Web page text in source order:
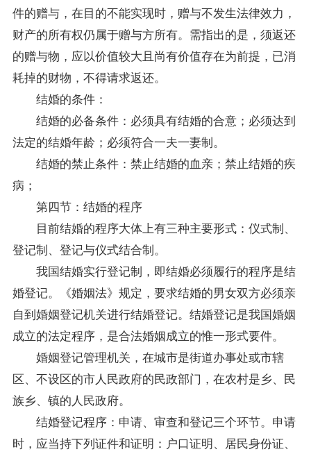
件的赠与，在目的不能实现时，赠与不发生法律效力，
财产的所有权仍属于赠与方所有。需指出的是，须返还
的赠与物，应以价值较大且尚有价值存在为前提，已消
耗掉的财物，不得请求返还。
结婚的条件：
结婚的必备条件：必须具有结婚的合意；必须达到
法定的结婚年龄；必须符合一夫一妻制。
结婚的禁止条件：禁止结婚的血亲；禁止结婚的疾
病；
第四节：结婚的程序
目前结婚的程序大体上有三种主要形式：仪式制、
登记制、登记与仪式结合制。
我国结婚实行登记制，即结婚必须履行的程序是结
婚登记。《婚姻法》规定，要求结婚的男女双方必须亲
自到婚姻登记机关进行结婚登记。结婚登记是我国婚姻
成立的法定程序，是合法婚姻成立的惟一形式要件。
婚姻登记管理机关，在城市是街道办事处或市辖
区、不设区的市人民政府的民政部门，在农村是乡、民
族乡、镇的人民政府。
结婚登记程序：申请、审查和登记三个环节。申请
时，应当持下列证件和证明：户口证明、居民身份证、